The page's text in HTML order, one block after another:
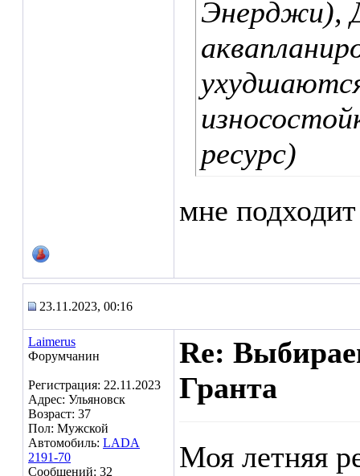
Энерджи),
ресурс)
мне
23.11.2023, 00:16
Laimerus
Форумчанин
Регистрация: 22.11.2023
Адрес: Ульяновск
Возраст: 37
Пол: Мужской
Автомобиль: LADA
2191-70
Сообщений: 32
Re:
Гранта
Моя летняя